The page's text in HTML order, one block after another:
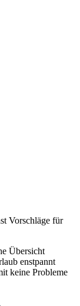
Vorschläge für
Übersicht
enstpannt
keine Probleme